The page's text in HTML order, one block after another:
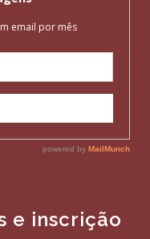
e inscrição